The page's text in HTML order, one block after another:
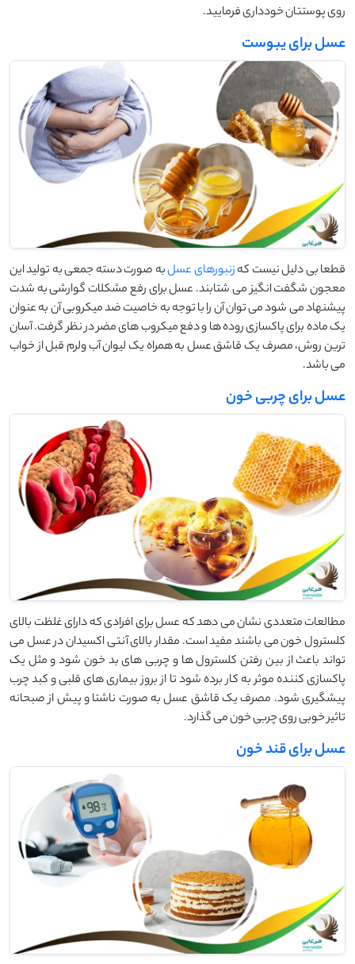
روی پوستتان خودداری فرمایید.
عسل برای یبوست
قطعا بی دلیل نیست کهزنبورهای عسلبه صورت دسته جمعی به تولید این
معجون شگفت انگیز می شتابند. عسل برای رفع مشکلات گوارشی به شدت
پیشنهاد می شود می توان آن را با توجه به خاصیت ضد میکروبی آن به عنوان
یک ماده برای پاکسازی روده ها و دفع میکروب های مضر در نظر گرفت. آسان
ترین روش، مصرف یک قاشق عسل به همراه یک لیوان آب ولرم قبل از خواب
می باشد.
عسل برای چربی خون
مطالعات متعددی نشان می دهد که عسل برای افرادی که دارای غلظت بالای
کلسترول خون می باشند مفید است. مقدار بالای آنتی اکسیدان در عسل می
تواند باعث از بین رفتن کلسترول ها و چربی های بد خون شود و مثل یک
پاکسازی کننده موثر به کار برده شود تا از بروز بیماری های قلبی و کبد چرب
پیشگیری شود. مصرف یک قاشق عسل به صورت ناشتا و پیش از صبحانه
تاثیر خوبی روی چربی خون می گذارد.
عسل برای قند خون